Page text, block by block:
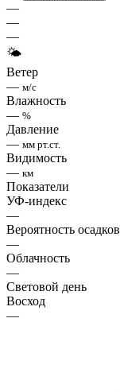
—
—
—
🌤
Ветер
— м/с
Влажность
— %
Давление
— мм рт.ст.
Видимость
— км
Показатели
УФ-индекс
—
Вероятность осадков
—
Облачность
—
Световой день
Восход
—